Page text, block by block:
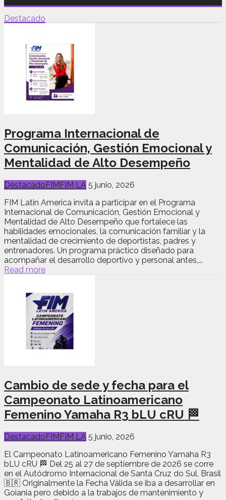
Destacado
Programa Internacional de
Comunicación, Gestión Emocional y
Mentalidad de Alto Desempeño
DestacadoFIMFIM LA 5 junio, 2026
FIM Latin America invita a participar en el Programa
Internacional de Comunicación, Gestión Emocional y
Mentalidad de Alto Desempeño que fortalece las
habilidades emocionales, la comunicación familiar y la
mentalidad de crecimiento de deportistas, padres y
entrenadores. Un programa práctico diseñado para
acompañar el desarrollo deportivo y personal antes,...
Read more
Cambio de sede y fecha para el
Campeonato Latinoamericano
Femenino Yamaha R3 bLU cRU 🏁
DestacadoFIMFIM LA 5 junio, 2026
El Campeonato Latinoamericano Femenino Yamaha R3
bLU cRU 🏁 Del 25 al 27 de septiembre de 2026 se corre
en el Autódromo Internacional de Santa Cruz do Sul, Brasil
🇧🇷 Originalmente la Fecha Válida se iba a desarrollar en
Goiania pero debido a la trabajos de mantenimiento y